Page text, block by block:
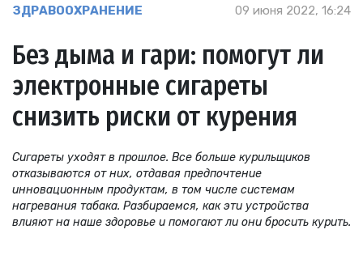
ЗДРАВООХРАНЕНИЕ 09 июня 2022, 16:24
Без дыма и гари: помогут ли
электронные сигареты
снизить риски от курения
Сигареты уходят в прошлое. Все больше курильщиков
отказываются от них, отдавая предпочтение
инновационным продуктам, в том числе системам
нагревания табака. Разбираемся, как эти устройства
влияют на наше здоровье и помогают ли они бросить курить.